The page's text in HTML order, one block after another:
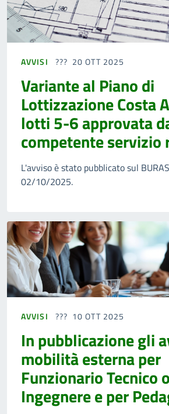
AVVISI 20 OTT 2025
Variante al Piano di
Lottizzazione Costa
lotti 5-6 approvata
competente servizio
L'avviso è stato pubblicato sul
02/10/2025.
AVVISI 10 OTT 2025
In pubblicazione gli
mobilità esterna per
Funzionario Tecnico o
Ingegnere e per